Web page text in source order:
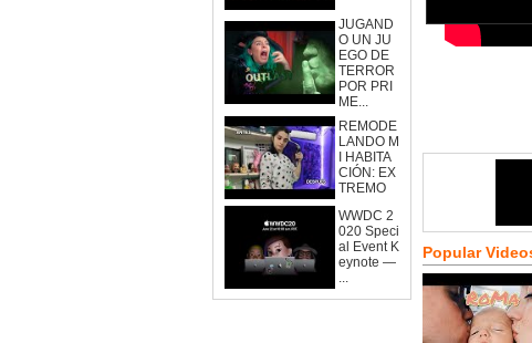
JUGAND
O UN JU
EGO DE
TERROR
POR PRI
ME...
REMODE
LANDO M
I HABITA
CIÓN: EX
TREMO
WWDC 2
020 Speci
al Event K
eynote —
...
Popular